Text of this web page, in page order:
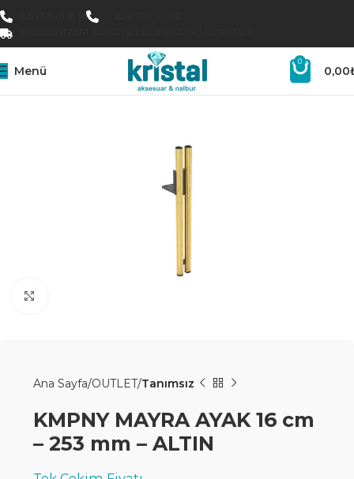
Menü
0
0,00
Ana Sayfa OUTLET Tanımsız
KMPNY MAYRA AYAK 16 cm
– 253 mm – ALTIN